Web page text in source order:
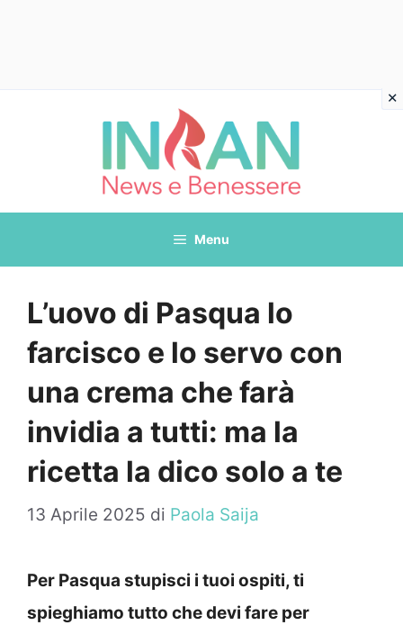
Menu
L’uovo di Pasqua lo
farcisco e lo servo con
una crema che farà
invidia a tutti: ma la
ricetta la dico solo a te
13 Aprile 2025 di Paola Saija
Per Pasqua stupisci i tuoi ospiti, ti
spieghiamo tutto che devi fare per